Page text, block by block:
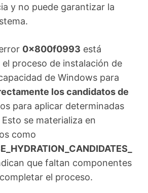
y no puede garantizar la
0x800f0993 está
proceso de instalación de
de Windows para
los candidatos de
para aplicar determinadas
se materializa en
como
que faltan componentes
el proceso.